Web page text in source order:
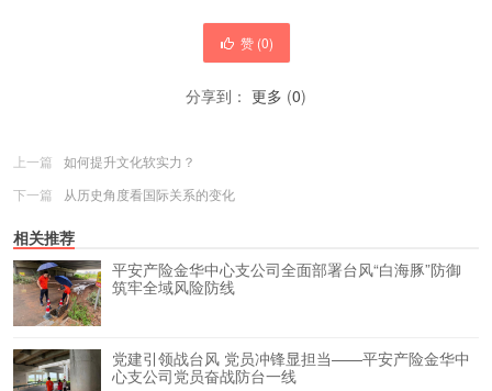
赞 (0)
分享到： 更多 (0)
上一篇
如何提升文化软实力？
下一篇
从历史角度看国际关系的变化
相关推荐
平安产险金华中心支公司全面部署台风“白海豚”防御
筑牢全域风险防线
党建引领战台风 党员冲锋显担当——平安产险金华中
心支公司党员奋战防台一线